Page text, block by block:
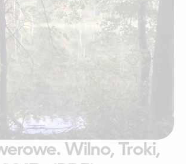
Wilno, Troki,